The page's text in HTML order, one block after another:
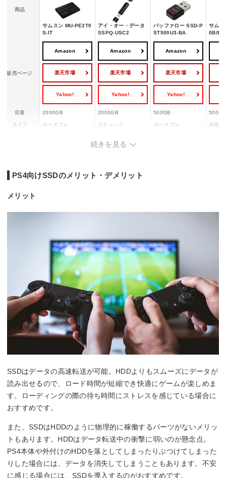
商品
サムスン MU-PE2T0
S-IT
アイ・オー・データ
SSPQ-USC2
バッファロー SSD-P
ST500U3-BA
サムス
0B/EC
販売ページ
Amazon
楽天市場
Yahoo!
Amazon
楽天市場
Yahoo!
Amazon
楽天市場
Yahoo!
容量 2000GB 2000GB 500GB 500GB
タイプ ポータブル スティック ポータブル 内蔵
900MB/s
続きを見る
PS4向けSSDのメリット・デメリット
メリット
SSDはデータの高速転送が可能。HDDよりもスムーズにデータが
読み出せるので、ロード時間が短縮でき快適にゲームが楽しめま
す。ローディングの際の待ち時間にストレスを感じている場合に
おすすめです。
また、SSDはHDDのように物理的に稼働するパーツがないメリッ
トもあります。HDDはデータ転送中の衝撃に弱いのが懸念点。
PS4本体や外付けのHDDを落としてしまったりぶつけてしまった
りした場合には、データを消失してしまうこともあります。不安
に感じる場合には、SSDを導入するのがおすすめです。